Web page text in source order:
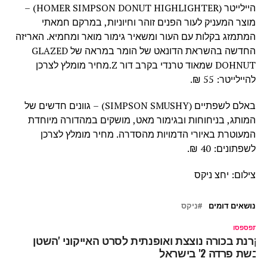
היילייטר (HOMER SIMPSON DONUT HIGHLIGHTER) –
מוצר המעניק לעור הפנים זוהר וחיוניות, במרקם חמאתי
המתמזג בקלות עם העור ומשאיר גימור מואר ומחמיא. האריזה
החדשה בהשראת הדונאט של הומר במראה של GLAZED
DOHNUT שמאוד טרנדי בקרב דור Z.מחיר מומלץ לצרכן
להיילייטר: 55 ₪.
באלם לשפתיים (SIMPSON SMUSHY) – גוונים חדשים של
המותג, בניחוחות ובגימור מאט, מושקים במהדורה מיוחדת
המעוטרת באיורי הדמויות מהסדרה. מחיר מומלץ לצרכן
לשפתונים: 40 ₪.
צילום: יחצ ניקס
נושאים דומים ניקס
תפספסו
בכורה נוצצת ואופנתית לסרט האייקוני 'השטן
פרדה 2' בישראל